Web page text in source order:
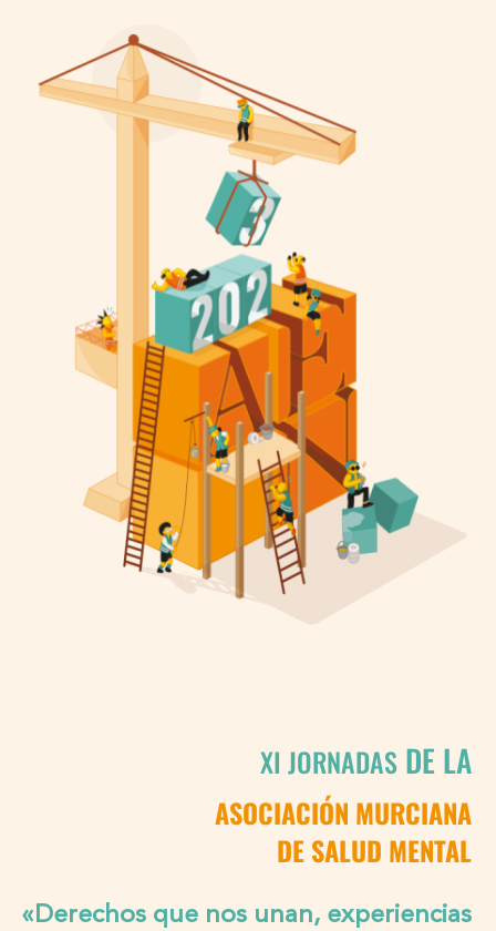
XI JORNADAS DE LA
ASOCIACIÓN MURCIANA
DE SALUD MENTAL
«Derechos que nos unan, experiencias